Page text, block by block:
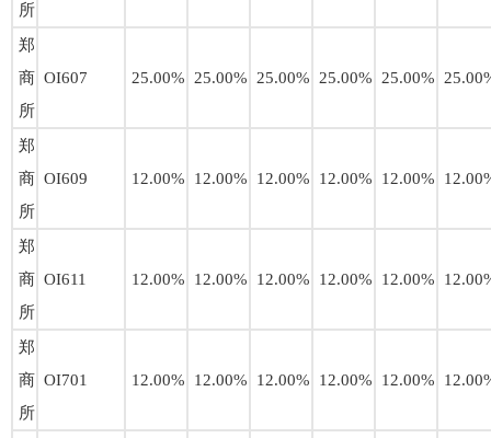
所
郑
商
所
OI607 25.00% 25.00% 25.00% 25.00% 25.00%
郑
商
所
OI609 12.00% 12.00% 12.00% 12.00% 12.00%
郑
商
所
OI611 12.00% 12.00% 12.00% 12.00% 12.00%
郑
商
所
OI701 12.00% 12.00% 12.00% 12.00% 12.00%